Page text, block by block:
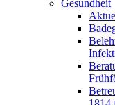
Gesundheit